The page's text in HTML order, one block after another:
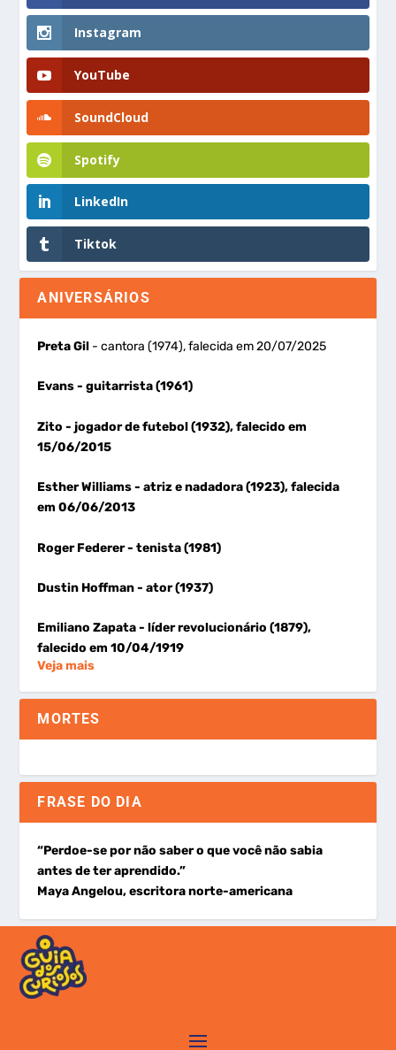
Instagram
YouTube
SoundCloud
Spotify
LinkedIn
Tiktok
ANIVERSÁRIOS
Preta Gil - cantora (1974), falecida em 20/07/2025
Evans- guitarrista (1961)
Zito- jogador de futebol (1932), falecido em
15/06/2015
Esther Williams- atriz e nadadora (1923), falecida
em 06/06/2013
Roger Federer- tenista (1981)
Dustin Hoffman- ator (1937)
Emiliano Zapata- líder revolucionário (1879),
falecido em 10/04/1919
Veja mais
MORTES
FRASE DO DIA
“Perdoe-se por não saber o que você não sabia
antes de ter aprendido.”
Maya Angelou, escritora norte-americana